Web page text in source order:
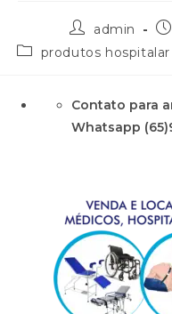
admin
produtos
Contato para
Whatsapp